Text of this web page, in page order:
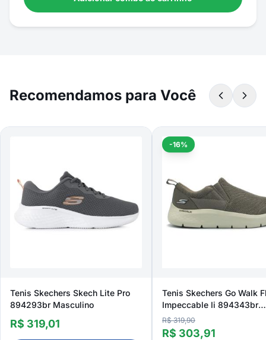
Recomendamos para Você
Tenis Skechers Skech Lite Pro
894293br Masculino
R$ 319,01
-16%
Tenis Skechers Go Walk
Impeccable Ii 894343br
Masculino
R$ 319,90
R$ 303,91